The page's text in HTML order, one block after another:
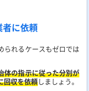
者に依頼
られるケースもゼロでは
体の指示に従った分別が
回収を依頼しましょう。